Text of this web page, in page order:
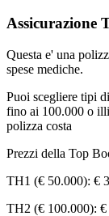
Assicurazione
Questa e' una
spese mediche.
Puoi scegliere tipi
fino ai 100.000 o
polizza costa
Prezzi della Top
TH1 (€ 50.000): €
TH2 (€ 100.000): €